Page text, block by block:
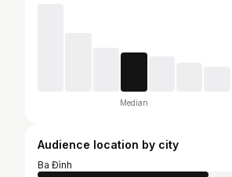
Median
Audience location by city
Ba Đình